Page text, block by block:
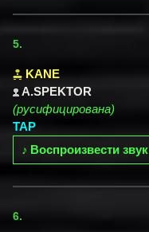
5.
KANE
A.SPEKTOR
(русифицирована)
TAP
♪ Воспроизвести звук
6.